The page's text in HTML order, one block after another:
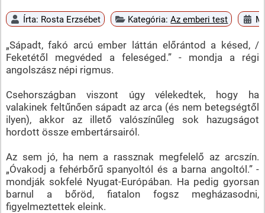
Írta: Rosta Erzsébet Kategória:Az emberi test
„Sápadt, fakó arcú ember láttán előrántod a késed, /
Feketétől megvéded a feleséged.” - mondja a régi
angolszász népi rigmus.
Csehországban viszont úgy vélekedtek, hogy ha
valakinek feltűnően sápadt az arca (és nem betegségtől
ilyen), akkor az illető valószínűleg sok hazugságot
hordott össze embertársairól.
Az sem jó, ha nem a rassznak megfelelő az arcszín.
„Óvakodj a fehérbőrű spanyoltól és a barna angoltól.” -
mondják sokfelé Nyugat-Európában. Ha pedig gyorsan
barnul a bőröd, fiatalon fogsz megházasodni,
figyelmeztettek eleink.